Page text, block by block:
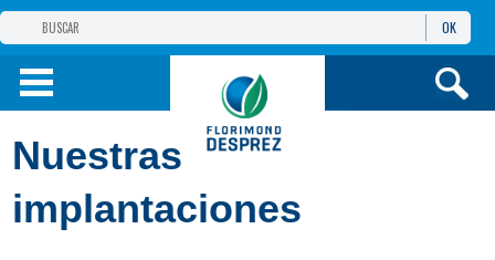
GRUPO
PRODUCTOS
INFORMACIÓNY SERVICIOS
OK
Nuestras
implantaciones